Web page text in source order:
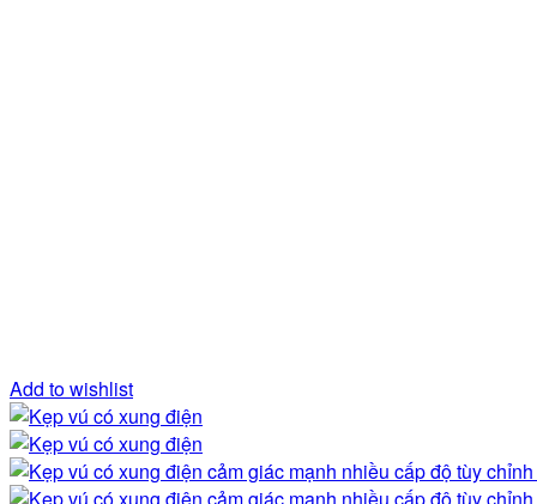
Add to wishlist